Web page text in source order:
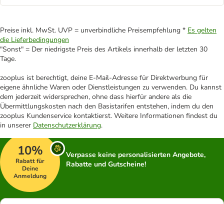
Preise inkl. MwSt. UVP = unverbindliche Preisempfehlung * Es gelten
die Lieferbedingungen
"Sonst" = Der niedrigste Preis des Artikels innerhalb der letzten 30
Tage.
zooplus ist berechtigt, deine E-Mail-Adresse für Direktwerbung für
eigene ähnliche Waren oder Dienstleistungen zu verwenden. Du kannst
dem jederzeit widersprechen, ohne dass hierfür andere als die
Übermittlungskosten nach den Basistarifen entstehen, indem du den
zooplus Kundenservice kontaktierst. Weitere Informationen findest du
in unserer Datenschutzerklärung.
10%
Rabatt für
Deine
Anmeldung
Verpasse keine personalisierten Angebote,
Rabatte und Gutscheine!